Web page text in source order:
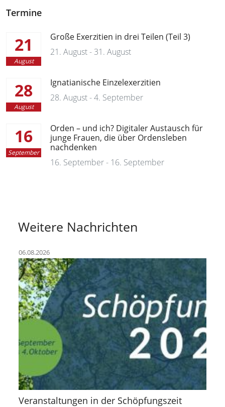
Termine
21
August
Große Exerzitien in drei Teilen (Teil 3)
21. August - 31. August
28
August
Ignatianische Einzelexerzitien
28. August - 4. September
16
September
Orden – und ich? Digitaler Austausch für
junge Frauen, die über Ordensleben
nachdenken
16. September - 16. September
Weitere Nachrichten
06.08.2026
Veranstaltungen in der Schöpfungszeit